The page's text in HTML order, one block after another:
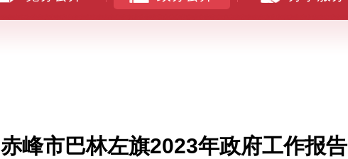
赤峰市巴林左旗2023年政府工作报告